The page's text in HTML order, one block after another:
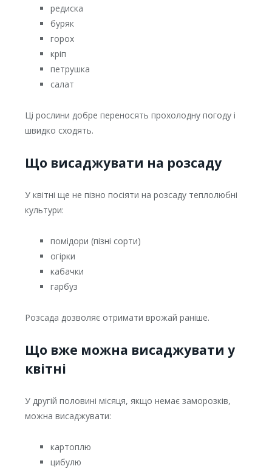
редиска
буряк
горох
кріп
петрушка
салат
Ці рослини добре переносять прохолодну погоду і
швидко сходять.
Що висаджувати на розсаду
У квітні ще не пізно посіяти на розсаду теплолюбні
культури:
помідори (пізні сорти)
огірки
кабачки
гарбуз
Розсада дозволяє отримати врожай раніше.
Що вже можна висаджувати у
квітні
У другій половині місяця, якщо немає заморозків,
можна висаджувати:
картоплю
цибулю